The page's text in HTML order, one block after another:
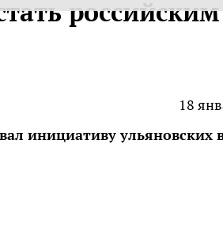
18
инициативу ульяновских